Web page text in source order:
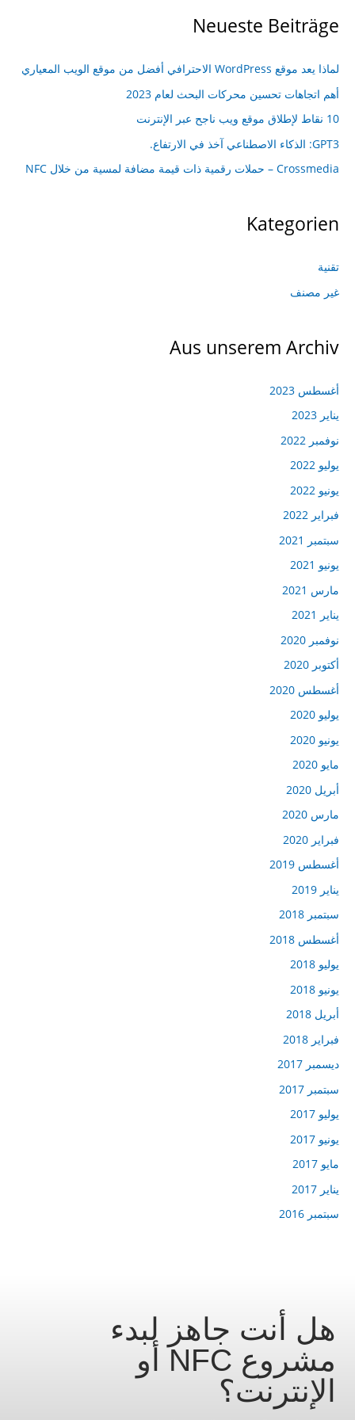
Neueste Beiträge
لماذا يعد موقع WordPress الاحترافي أفضل من موقع الويب المعياري
أهم اتجاهات تحسين محركات البحث لعام 2023
10 نقاط لإطلاق موقع ويب ناجح عبر الإنترنت
GPT3: الذكاء الاصطناعي آخذ في الارتفاع.
Crossmedia – حملات رقمية ذات قيمة مضافة لمسية من خلال NFC
Kategorien
تقنية
غير مصنف
Aus unserem Archiv
أغسطس 2023
يناير 2023
نوفمبر 2022
يوليو 2022
يونيو 2022
فبراير 2022
سبتمبر 2021
يونيو 2021
مارس 2021
يناير 2021
نوفمبر 2020
أكتوبر 2020
أغسطس 2020
يوليو 2020
يونيو 2020
مايو 2020
أبريل 2020
مارس 2020
فبراير 2020
أغسطس 2019
يناير 2019
سبتمبر 2018
أغسطس 2018
يوليو 2018
يونيو 2018
أبريل 2018
فبراير 2018
ديسمبر 2017
سبتمبر 2017
يوليو 2017
يونيو 2017
مايو 2017
يناير 2017
سبتمبر 2016
هل أنت جاهز لبدء
مشروع NFC أو
الإنترنت؟